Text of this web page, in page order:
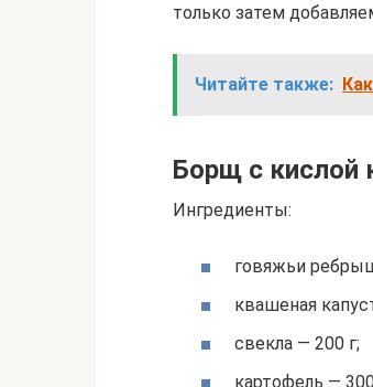
только затем
Читайте также:
Борщ с кислой
Ингредиенты:
говяжьи
квашеная
свекла — 200 г;
картофель —